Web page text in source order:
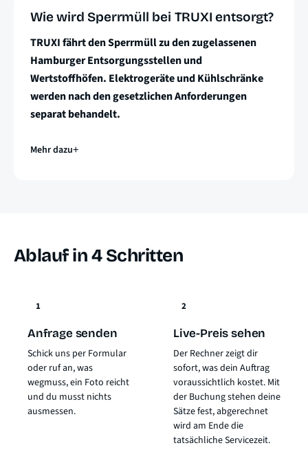
Wie wird Sperrmüll bei TRUXI entsorgt?
TRUXI fährt den Sperrmüll zu den zugelassenen
Hamburger Entsorgungsstellen und
Wertstoffhöfen. Elektrogeräte und Kühlschränke
werden nach den gesetzlichen Anforderungen
separat behandelt.
Mehr dazu
Ablauf in 4 Schritten
1
Anfrage senden
Schick uns per Formular
oder ruf an, was
wegmuss, ein Foto reicht
und du musst nichts
ausmessen.
2
Live-Preis sehen
Der Rechner zeigt dir
sofort, was dein Auftrag
voraussichtlich kostet. Mit
der Buchung stehen deine
Sätze fest, abgerechnet
wird am Ende die
tatsächliche Servicezeit.